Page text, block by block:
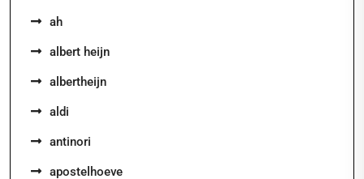
ah
albert heijn
albertheijn
aldi
antinori
apostelhoeve